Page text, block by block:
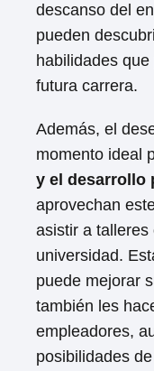
descanso del
pueden
habilidades
futura carrera.
Además, el
momento ideal
y el desarrollo
aprovechan
asistir a
universidad.
puede mejorar
también les
empleadores,
posibilidades